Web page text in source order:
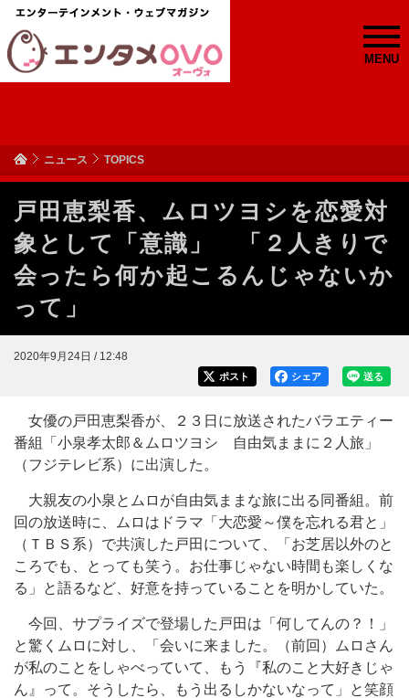
MENU
ニュース TOPICS
戸田恵梨香、ムロツヨシを恋愛対
象として「意識」 「２人きりで
会ったら何か起こるんじゃないか
って」
2020年9月24日 / 12:48
送る
シェア
ポスト
女優の戸田恵梨香が、２３日に放送されたバラエティー
番組「小泉孝太郎＆ムロツヨシ 自由気ままに２人旅」
（フジテレビ系）に出演した。
大親友の小泉とムロが自由気ままな旅に出る同番組。前
回の放送時に、ムロはドラマ「大恋愛～僕を忘れる君と」
（ＴＢＳ系）で共演した戸田について、「お芝居以外のと
ころでも、とっても笑う。お仕事じゃない時間も楽しくな
る」と語るなど、好意を持っていることを明かしていた。
今回、サプライズで登場した戸田は「何してんの？！」
と驚くムロに対し、「会いに来ました。（前回）ムロさん
が私のことをしゃべっていて、もう『私のこと大好きじゃ
ん』って。そうしたら、もう出るしかないなって」と笑顔